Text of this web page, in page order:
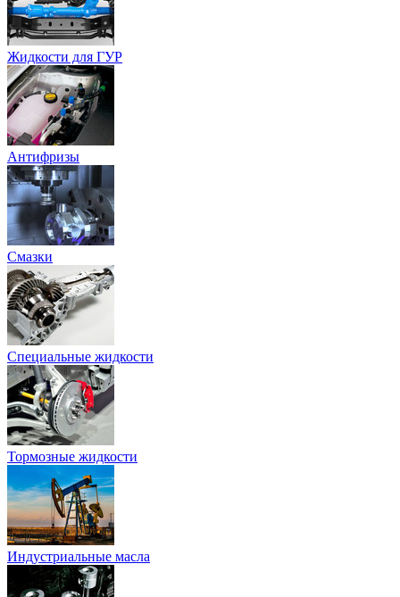
Жидкости для ГУР
Антифризы
Смазки
Специальные жидкости
Тормозные жидкости
Индустриальные масла